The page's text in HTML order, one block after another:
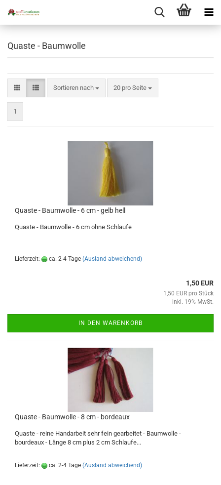
Quaste - Baumwolle
Sortieren nach
Sortieren nach 20 pro Seite
pro Seite
1
Quaste - Baumwolle - 6 cm - gelb hell
Quaste - Baumwolle - 6 cm ohne Schlaufe
Lieferzeit: ca. 2-4 Tage (Ausland abweichend)
1,50 EUR
1,50 EUR pro Stück
inkl. 19% MwSt.
IN DEN WARENKORB
Quaste - Baumwolle - 8 cm - bordeaux
Quaste - reine Handarbeit sehr fein gearbeitet - Baumwolle -
bourdeaux - Länge 8 cm plus 2 cm Schlaufe...
Lieferzeit: ca. 2-4 Tage (Ausland abweichend)